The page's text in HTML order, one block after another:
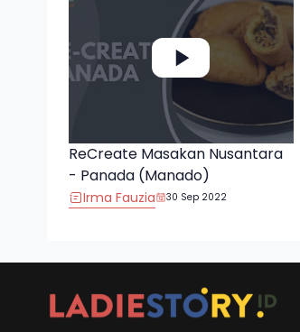
ReCreate Masakan Nusantara
- Panada (Manado)
Irma Fauzia 30 Sep 2022